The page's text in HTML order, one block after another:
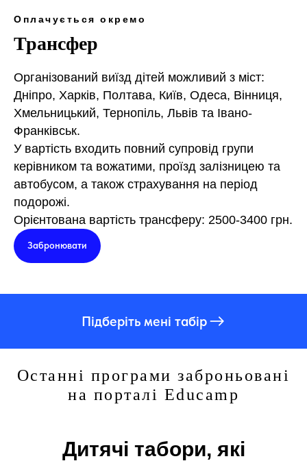
Оплачується окремо
Трансфер
Організований виїзд дітей можливий з міст:
Дніпро, Харків, Полтава, Київ, Одеса, Вінниця,
Хмельницький, Тернопіль, Львів та Івано-
Франківськ.
У вартість входить повний супровід групи
керівником та вожатими, проїзд залізницею та
автобусом, а також страхування на період
подорожі.
Орієнтована вартість трансферу: 2500-3400 грн.
Забронювати
Підберіть мені табір
Останні програми заброньовані
на порталі Educamp
Дитячі табори, які